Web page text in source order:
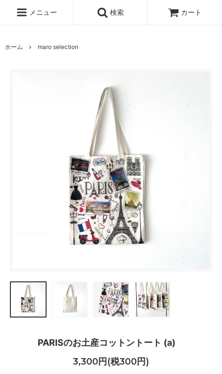
メニュー 検索 カート
ホーム maro selection
PARISのお土産コットントート (a)
3,300円(税300円)